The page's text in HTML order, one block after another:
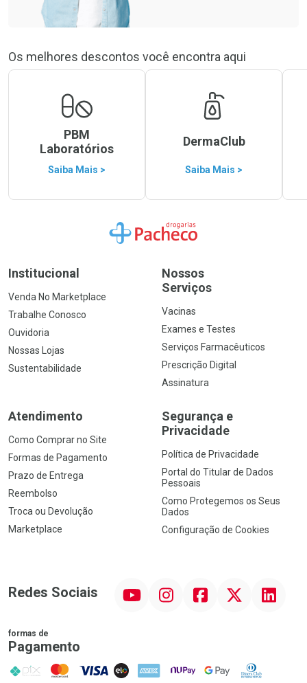
Os melhores descontos você encontra aqui
PBM
Laboratórios
Saiba Mais >
DermaClub
Saiba Mais >
Ir para a Home
Institucional
Venda No Marketplace
Trabalhe Conosco
Ouvidoria
Nossas Lojas
Sustentabilidade
Nossos
Serviços
Vacinas
Exames e Testes
Serviços Farmacêuticos
Prescrição Digital
Assinatura
Atendimento
Como Comprar no Site
Formas de Pagamento
Prazo de Entrega
Reembolso
Troca ou Devolução
Marketplace
Segurança e
Privacidade
Política de Privacidade
Portal do Titular de Dados
Pessoais
Como Protegemos os Seus
Dados
Configuração de Cookies
Redes Sociais InstagramFacebookTwitter Linkedin
formas de
Pagamento
PIX MasterCard
VISA ELO AMEX NuPay Google PayDiners Club